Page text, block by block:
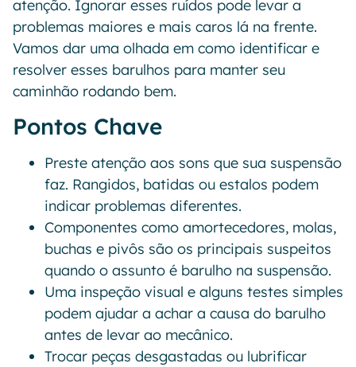
atenção. Ignorar esses ruídos pode levar a
problemas maiores e mais caros lá na frente.
Vamos dar uma olhada em como identificar e
resolver esses barulhos para manter seu
caminhão rodando bem.
Pontos Chave
Preste atenção aos sons que sua suspensão
faz. Rangidos, batidas ou estalos podem
indicar problemas diferentes.
Componentes como amortecedores, molas,
buchas e pivôs são os principais suspeitos
quando o assunto é barulho na suspensão.
Uma inspeção visual e alguns testes simples
podem ajudar a achar a causa do barulho
antes de levar ao mecânico.
Trocar peças desgastadas ou lubrificar